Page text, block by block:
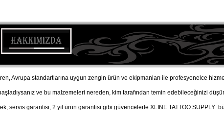
Avrupa standartlarına uygun zengin ürün ve ekipmanları ile profesyonelce
ve bu malzemeleri nereden, kim tarafından temin edebileceğinizi
servis garantisi, 2 yıl ürün garantisi gibi güvencelerle XLINE TATTOO SUPPLY